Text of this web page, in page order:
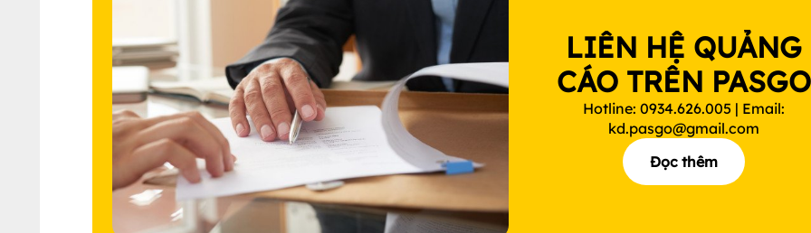
LIÊN HỆ QUẢNG
CÁO TRÊN PASGO
Hotline: 0934.626.005 | Email:
kd.pasgo@gmail.com
Đọc thêm